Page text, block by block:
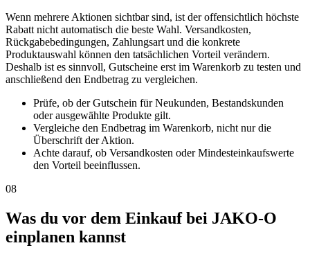
Wenn mehrere Aktionen sichtbar sind, ist der offensichtlich höchste
Rabatt nicht automatisch die beste Wahl. Versandkosten,
Rückgabebedingungen, Zahlungsart und die konkrete
Produktauswahl können den tatsächlichen Vorteil verändern.
Deshalb ist es sinnvoll, Gutscheine erst im Warenkorb zu testen und
anschließend den Endbetrag zu vergleichen.
Prüfe, ob der Gutschein für Neukunden, Bestandskunden
oder ausgewählte Produkte gilt.
Vergleiche den Endbetrag im Warenkorb, nicht nur die
Überschrift der Aktion.
Achte darauf, ob Versandkosten oder Mindesteinkaufswerte
den Vorteil beeinflussen.
08
Was du vor dem Einkauf bei JAKO-O
einplanen kannst